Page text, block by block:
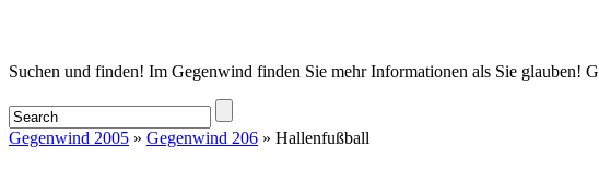
Startseite
Suchen und finden! Im Gegenwind finden Sie mehr Informationen als Sie glauben!
Gegenwind 2005 » Gegenwind 206 » Hallenfußball